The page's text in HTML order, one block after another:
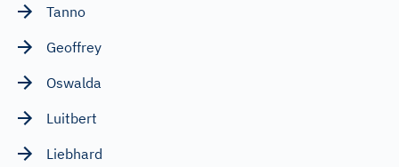
Tanno
Geoffrey
Oswalda
Luitbert
Liebhard